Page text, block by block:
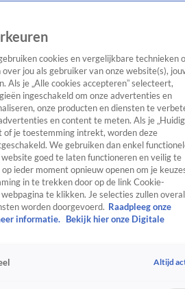
TV Algemeen
Tip
RealityCrimeVideo's
cookies en vergelijkbare technieken
jou als gebruiker van onze website(s),
Als je „Alle cookies accepteren” selecteert,
ingeschakeld om onze advertenties en
onze producten en diensten te
en content te meten. Als je
of je toestemming intrekt, worden deze
We gebruiken dan enkel
goed te laten functioneren en veilig te
ieder moment opnieuw openen om je
in te trekken door op de link Cookie-
te klikken. Je selecties zullen overal
worden doorgevoerd. Raadpleeg onze
informatie.
Bekijk hier onze Digitale
Altijd